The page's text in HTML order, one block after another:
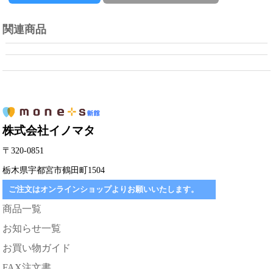
関連商品
株式会社イノマタ
〒320-0851
栃木県宇都宮市鶴田町1504
ご注文はオンラインショップよりお願いいたします。
商品一覧
お知らせ一覧
お買い物ガイド